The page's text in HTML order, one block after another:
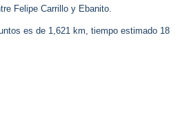
Felipe Carrillo y Ebanito.
es de 1,621 km, tiempo estimado 18